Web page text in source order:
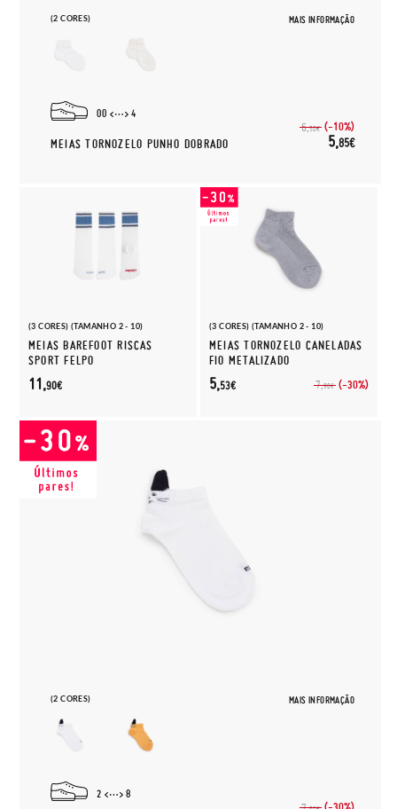
(2 CORES) MAIS INFORMAÇÃO
00 4
MEIAS TORNOZELO PUNHO DOBRADO
6,50€ (-10%)
5,85€
(3 CORES) (TAMANHO 2 - 10)
MEIAS BAREFOOT RISCAS
SPORT FELPO
11,90€
(3 CORES) (TAMANHO 2 - 10)
MEIAS TORNOZELO CANELADAS
FIO METALIZADO
7,90€ (-30%)
5,53€
(2 CORES) MAIS INFORMAÇÃO
2
8